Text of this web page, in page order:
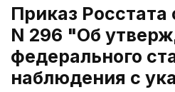
Приказ
N 296 "Об
федерального
наблюдения с